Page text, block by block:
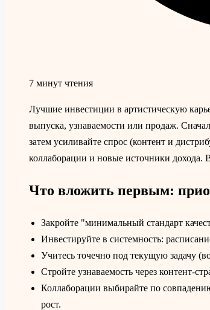
7 минут чтения
Лучшие инвестиции в артистическую
выпуска, узнаваемости или продаж.
затем усиливайте спрос (контент и
коллаборации и новые источники
Что вложить первым:
Закройте "минимальный стандарт
Инвестируйте в системность:
Учитесь точечно под текущую задачу
Стройте узнаваемость через
Коллаборации выбирайте по
рост.